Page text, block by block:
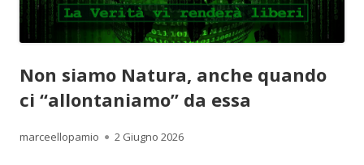
Non siamo Natura, anche quando
ci “allontaniamo” da essa
Autore
marceellopamio Pubblicato
2 Giugno 2026